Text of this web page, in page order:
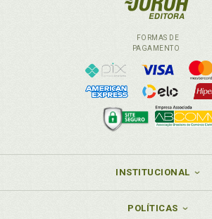
FORMAS DE
PAGAMENTO
INSTITUCIONAL
POLÍTICAS